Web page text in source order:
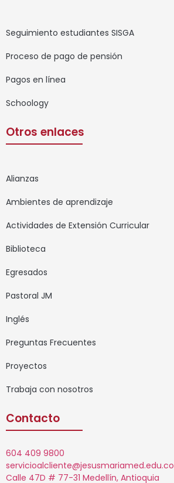
Seguimiento estudiantes SISGA
Proceso de pago de pensión
Pagos en línea
Schoology
Otros enlaces
Alianzas
Ambientes de aprendizaje
Actividades de Extensión Curricular
Biblioteca
Egresados
Pastoral JM
Inglés
Preguntas Frecuentes
Proyectos
Trabaja con nosotros
Contacto
604 409 9800
servicioalcliente@jesusmariamed.edu.co
Calle 47D # 77-31 Medellín, Antioquia